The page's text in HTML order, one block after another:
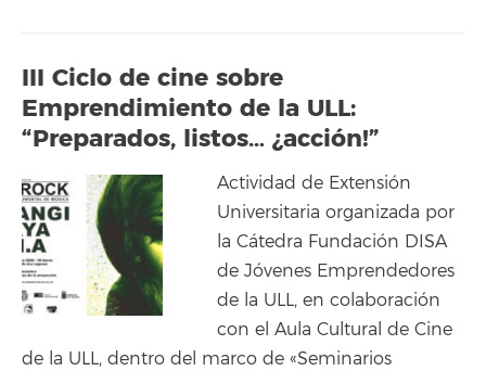
III Ciclo de cine sobre
Emprendimiento de la ULL:
“Preparados, listos… ¿acción!”
Actividad de Extensión
Universitaria organizada por
la Cátedra Fundación DISA
de Jóvenes Emprendedores
de la ULL, en colaboración
con el Aula Cultural de Cine
de la ULL, dentro del marco de «Seminarios